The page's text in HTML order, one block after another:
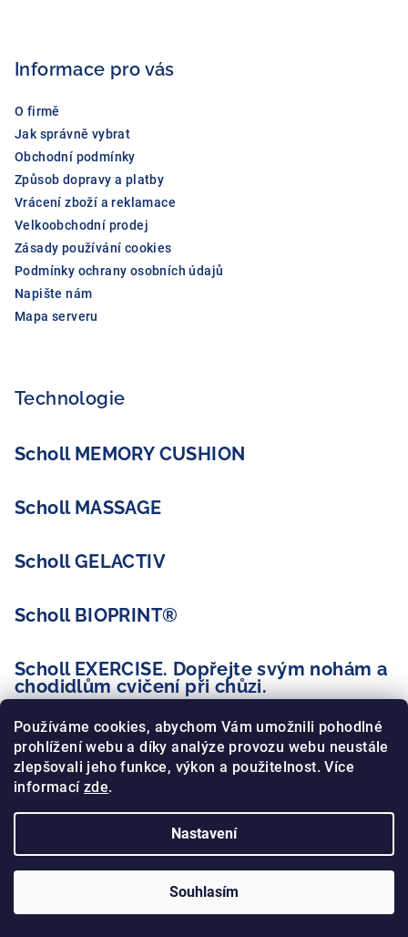
Používáme cookies, abychom Vám umožnili pohodlné
prohlížení webu a díky analýze provozu webu neustále
zlepšovali jeho funkce, výkon a použitelnost. Více
informacízde.
Nastavení
Souhlasím
Informace pro vás
O firmě
Jak správně vybrat
Obchodní podmínky
Způsob dopravy a platby
Vrácení zboží a reklamace
Velkoobchodní prodej
Zásady používání cookies
Podmínky ochrany osobních údajů
Napište nám
Mapa serveru
Technologie
Scholl MEMORY CUSHION
Scholl MASSAGE
Scholl GELACTIV
Scholl BIOPRINT®
Scholl EXERCISE. Dopřejte svým nohám a
chodidlům cvičení při chůzi.
Scholl FITNESS
Scholl ORTHAHEEL